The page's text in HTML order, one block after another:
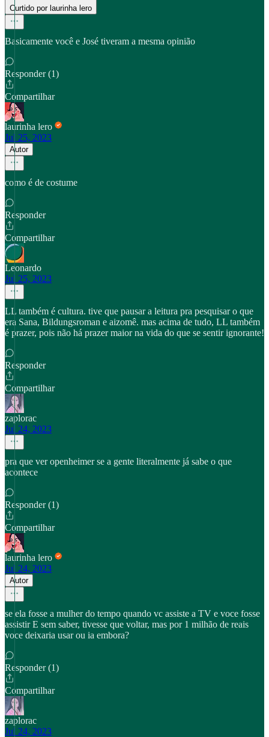
Curtido por laurinha lero
Basicamente você e José tiveram a mesma opinião
Responder (1)
Compartilhar
laurinha lero
Jul 25, 2023
Autor
como é de costume
Responder
Compartilhar
Leonardo
Jul 25, 2023
LL também é cultura. tive que pausar a leitura pra pesquisar o que
era Sana, Bildungsroman e aizomê. mas acima de tudo, LL também
é prazer, pois não há prazer maior na vida do que se sentir ignorante!
Responder
Compartilhar
zaplorac
Jul 24, 2023
pra que ver openheimer se a gente literalmente já sabe o que
acontece
Responder (1)
Compartilhar
laurinha lero
Jul 24, 2023
Autor
se ela fosse a mulher do tempo quando vc assiste a TV e voce fosse
assistir E sem saber, tivesse que voltar, mas por 1 milhão de reais
voce deixaria usar ou ia embora?
Responder (1)
Compartilhar
zaplorac
Jul 24, 2023